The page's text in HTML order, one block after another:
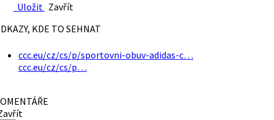
Uložit Zavřít
KDE TO SEHNAT
ccc.eu/cz/cs/p/sportovni-obuv-adidas-c…
ccc.eu/cz/cs/p…